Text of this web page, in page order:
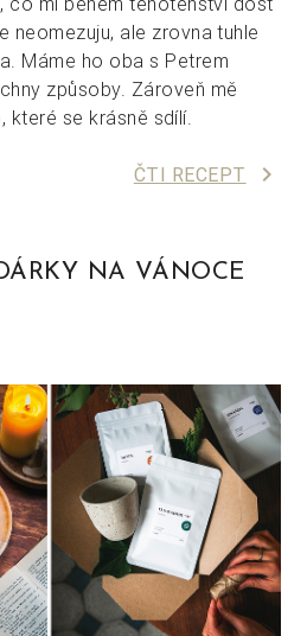
neomezuju, ale zrovna tuhle
Máme ho oba s Petrem
způsoby. Zároveň mě
které se krásně sdílí.
ČTI RECEPT keyboard_arrow_right
NA VÁNOCE